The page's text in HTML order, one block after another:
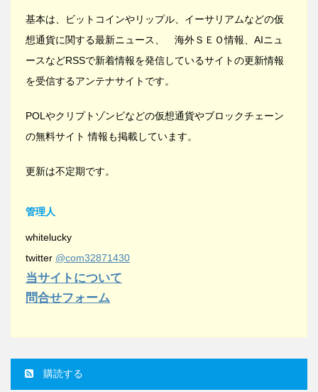
基本は、ビットコインやリップル、イーサリアムなどの仮
想通貨に関する最新ニュース、 海外ＳＥＯ情報、AIニュ
ースなどRSSで新着情報を発信しているサイトの更新情報
を受信するアンテナサイトです。
POLやクリプトゾンビなどの仮想通貨やブロックチェーン
の無料サイト 情報も掲載しています。
更新は不定期です。
管理人
whitelucky
twitter @com32871430
当サイトについて
問合せフォーム
購読する